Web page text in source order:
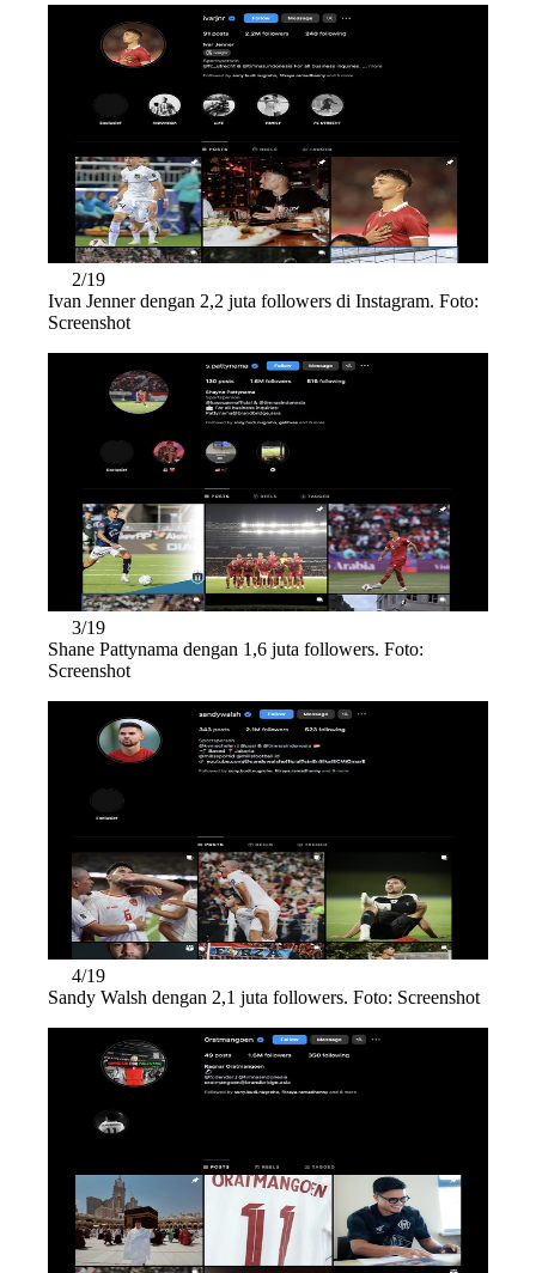
2/19
Ivan Jenner dengan 2,2 juta followers di Instagram. Foto:
Screenshot
3/19
Shane Pattynama dengan 1,6 juta followers. Foto:
Screenshot
4/19
Sandy Walsh dengan 2,1 juta followers. Foto: Screenshot